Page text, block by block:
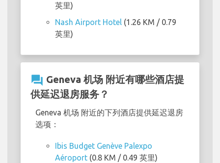
英里)
Nash Airport Hotel (1.26 KM / 0.79
英里)
question_answer Geneva 机场 附近有哪些酒店提
供延迟退房服务？
Geneva 机场 附近的下列酒店提供延迟退房
选项：
Ibis Budget Genève Palexpo
Aéroport (0.8 KM / 0.49 英里)